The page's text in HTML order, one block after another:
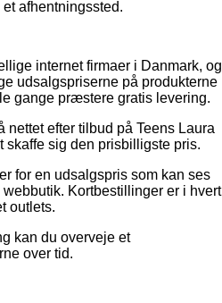
afhentningssted.
internet firmaer i Danmark, og
udsalgspriserne på produkterne
gange præstere gratis levering.
efter tilbud på Teens Laura
skaffe sig den prisbilligste pris.
for en udsalgspris som kan ses
Kortbestillinger er i hvert
outlets.
kan du overveje et
over tid.